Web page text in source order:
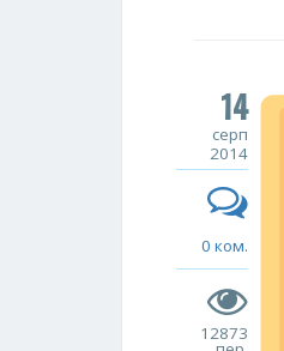
14
серп
2014
0 ком.
12873